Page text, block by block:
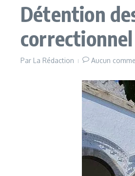
Détention
Par La Rédaction Aucun